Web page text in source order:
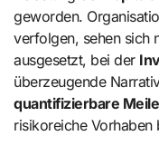
geworden.
verfolgen, sehen sich
ausgesetzt, bei der
überzeugende
quantifizierbare
risikoreiche Vorhaben